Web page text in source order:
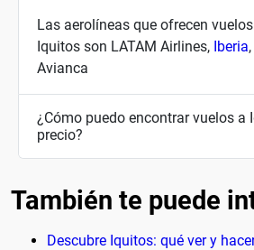
Las aerolíneas que ofrecen
Iquitos son LATAM Airlines, Iberia
Avianca
¿Cómo puedo encontrar vuelos a
precio?
También te puede
Descubre Iquitos: qué ver y